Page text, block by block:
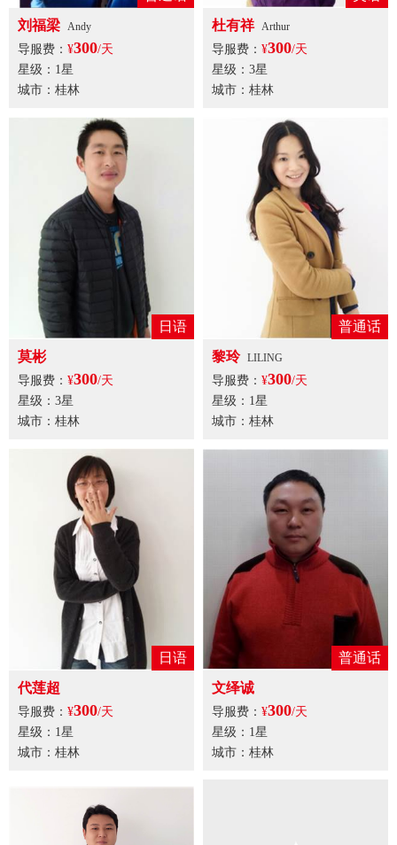
刘福梁 Andy
导服费： ¥300/天
星级：1星
城市：桂林
杜有祥 Arthur
导服费： ¥300/天
星级：3星
城市：桂林
日语
莫彬
导服费： ¥300/天
星级：3星
城市：桂林
普通话
黎玲 LILING
导服费： ¥300/天
星级：1星
城市：桂林
日语
代莲超
导服费： ¥300/天
星级：1星
城市：桂林
普通话
文绎诚
导服费： ¥300/天
星级：1星
城市：桂林